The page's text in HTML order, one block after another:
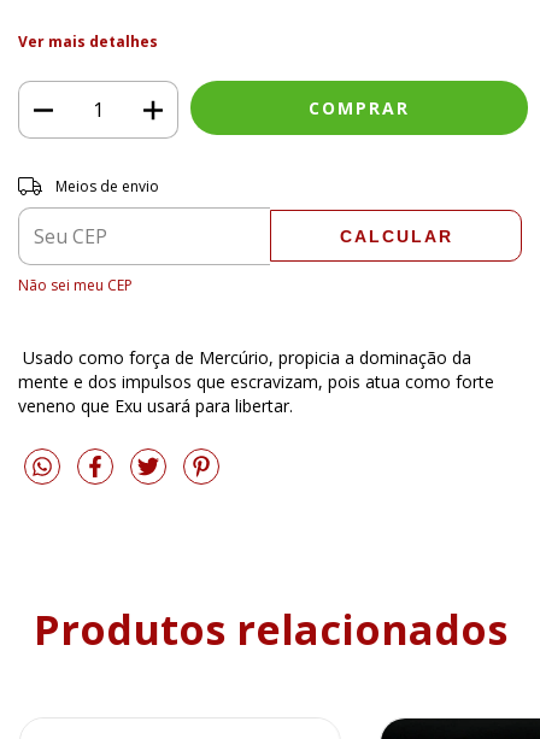
Ver mais detalhes
Entregas para o CEP:
Meios de envio
CALCULAR
Não sei meu CEP
Usado como força de Mercúrio, propicia a dominação da
mente e dos impulsos que escravizam, pois atua como forte
veneno que Exu usará para libertar.
Produtos relacionados